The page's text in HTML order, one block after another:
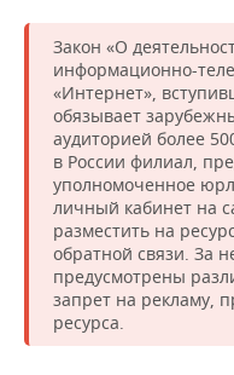
ВОДНЫЕ ВИДЫ
ХОККЕЙ С МЯЧОМ
ОБРАЗОВАНИЕ
ПРОИСШЕСТВИЯ
Закон «О
информационно-
«Интернет»,
обязывает
аудиторией более
в России филиал,
уполномоченное
личный кабинет на
разместить на
обратной связи. За
предусмотрены
запрет на рекламу,
ресурса.